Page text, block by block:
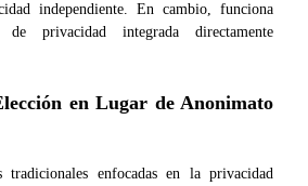
independiente. En cambio, funciona
de privacidad integrada directamente
en Lugar de Anonimato
tradicionales enfocadas en la privacidad